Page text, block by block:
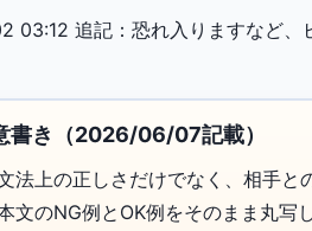
03:12 追記：恐れ入りますなど、
書き（2026/06/07記載）
法上の正しさだけでなく、相手
文のNG例とOK例をそのまま丸写